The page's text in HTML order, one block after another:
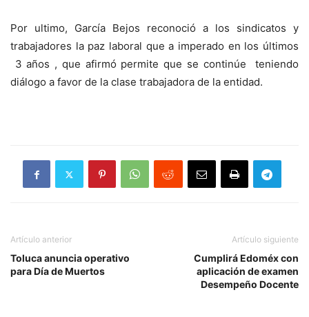
Por ultimo, García Bejos reconoció a los sindicatos y
trabajadores la paz laboral que a imperado en los últimos
3 años , que afirmó permite que se continúe teniendo
diálogo a favor de la clase trabajadora de la entidad.
Artículo anterior
Toluca anuncia operativo
para Día de Muertos
Artículo siguiente
Cumplirá Edoméx con
aplicación de examen
Desempeño Docente